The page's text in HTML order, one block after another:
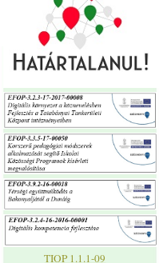
TIOP 1.1.1-09